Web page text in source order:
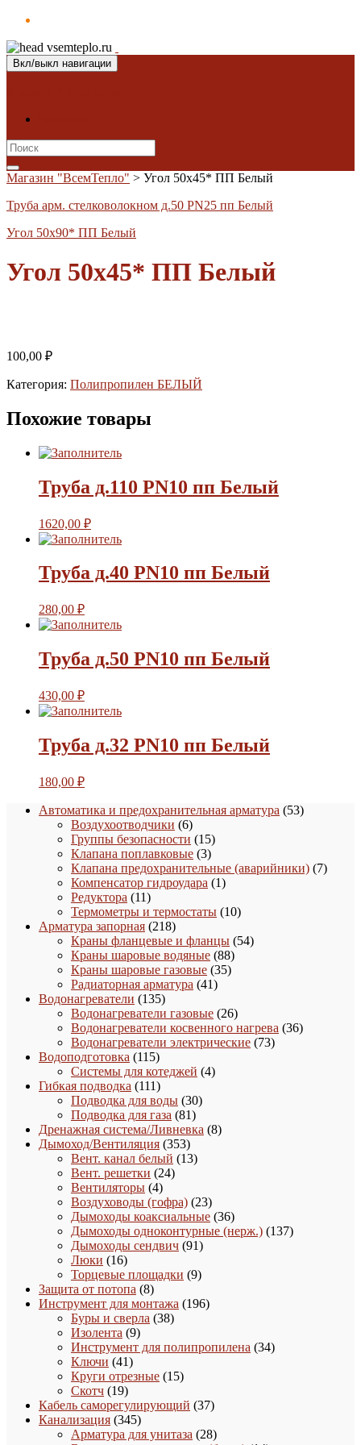
Вкл/выкл навигации
Search
for:
Магазин "ВсемТепло" > Угол 50х45* ПП Белый
Труба арм. стелковолокном д.50 PN25 пп Белый
Угол 50х90* ПП Белый
Угол 50х45* ПП Белый
100,00 ₽
Категория: Полипропилен БЕЛЫЙ
Похожие товары
Труба д.110 PN10 пп Белый
1620,00 ₽
Труба д.40 PN10 пп Белый
280,00 ₽
Труба д.50 PN10 пп Белый
430,00 ₽
Труба д.32 PN10 пп Белый
180,00 ₽
Автоматика и предохранительная арматура 5353
Воздухоотводчики 66
товаров
Группы безопасности 1515
товаров
Клапана поплавковые 33
товара
Клапана предохранительные (аварийники) 77
Компенсатор гидроудара 11
Редуктора 1111
товаров
Термометры и термостаты 1010
Арматура запорная 218218
товаров
Краны фланцевые и фланцы 5454
Краны шаровые водяные 8888
товаров
Краны шаровые газовые 3535
Радиаторная арматура 4141
Водонагреватели 135135
товаров
Водонагреватели газовые 2626
товаров
Водонагреватели косвенного нагрева 3636
Водонагреватели электрические 7373
Водоподготовка 115115
товаров
Системы для котеджей 44
Гибкая подводка 111111
товаров
Подводка для воды 3030
Подводка для газа 8181
товар
Дренажная система/Ливневка 88
Дымоход/Вентиляция 353353
товара
Вент. канал белый 1313
Вент. решетки 2424
Вентиляторы 44
товара
Воздуховоды (гофра) 2323
товара
Дымоходы коаксиальные 3636
товаров
Дымоходы одноконтурные (нерж.) 137137
Дымоходы сендвич 9191
Люки 1616
товаров
Торцевые площадки 99
Защита от потопа 88
товаров
Инструмент для монтажа 196196
Буры и сверла 3838
Изолента 99
товаров
Инструмент для полипропилена 3434
Ключи 4141
товар
Круги отрезные 1515
Скотч 1919
товаров
Кабель саморегулирующий 3737
Канализация 345345
товаров
Арматура для унитаза 2828